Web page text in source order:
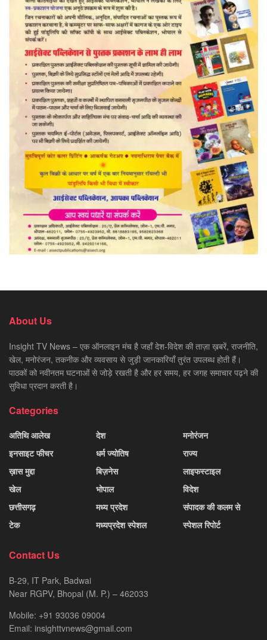
About Us
Insight TV News – एक ऑनलाइन मंच है जहाँ देश-विदेश की ताज़ा ख़बरें, राजनीति,
खेल, मनोरंजन, तकनीक और व्यवसाय से जुड़ी जानकारियाँ तुरंत उपलब्ध होती हैं।
पाठकों को नवीनतम घटनाओं से जोड़े रखती है और हर समय, हर जगह समाचार पढ़ने की
सुविधा प्रदान करती है।
Categories
अतिथि आलेख
इनसाइट फीचर
ख़ास मुद्दा
खेल
छत्तीसगढ़
टेक
देश
धर्म ज्योतिष
बिज़नेस
भोपाल
मध्य प्रदेश
मध्यप्रदेश स्पेशल
मनोरंजन
राज्य
लाइफस्टाइल
विदेश
संपादक की कलम से
स्पेशल रिपोर्ट
Contact Us
B-29, IT Park, Badwai
Near RGPV, Bhopal (M. P.) – 462033
Mobile: +91 93036 09004
Email: insighttvnews@gmail.com